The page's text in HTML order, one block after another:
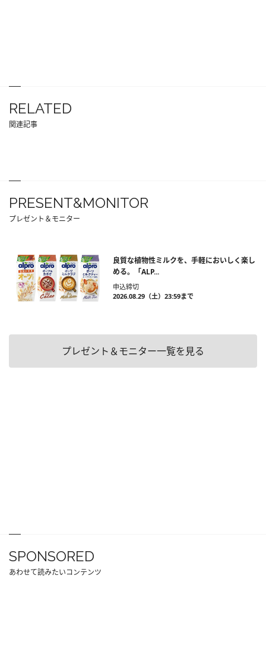
RELATED
関連記事
PRESENT&MONITOR
プレゼント＆モニター
良質な植物性ミルクを、手軽においしく楽し
める。「ALP...
申込締切
2026.08.29（土）23:59まで
プレゼント＆モニター一覧を見る
SPONSORED
あわせて読みたいコンテンツ